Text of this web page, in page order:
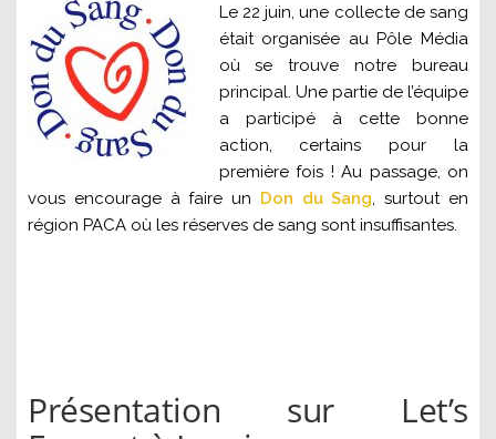
Le 22 juin, une collecte de sang
était organisée au Pôle Média
où se trouve notre bureau
principal. Une partie de l’équipe
a participé à cette bonne
action, certains pour la
première fois ! Au passage, on
vous encourage à faire un Don du Sang, surtout en
région PACA où les réserves de sang sont insuffisantes.
Présentation sur Let’s